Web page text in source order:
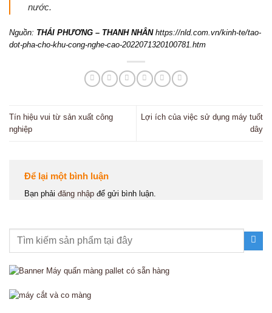
nước.
Nguồn: THÁI PHƯƠNG – THANH NHÂNhttps://nld.com.vn/kinh-te/tao-
dot-pha-cho-khu-cong-nghe-cao-2022071320100781.htm
Tín hiệu vui từ sản xuất công
nghiệp
Lợi ích của việc sử dụng máy tuốt
dây
Để lại một bình luận
Bạn phải đăng nhập để gửi bình luận.